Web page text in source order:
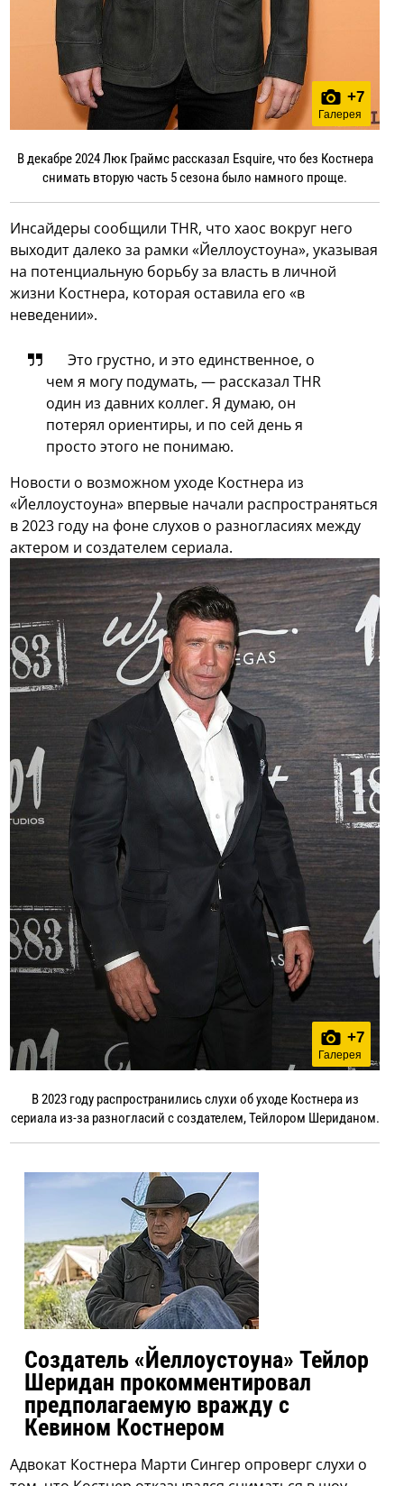
+7
Галерея
В декабре 2024 Люк Граймс рассказал Esquire, что без Костнера
снимать вторую часть 5 сезона было намного проще.
Инсайдеры сообщили THR, что хаос вокруг него
выходит далеко за рамки «Йеллоустоуна», указывая
на потенциальную борьбу за власть в личной
жизни Костнера, которая оставила его «в
неведении».
Это грустно, и это единственное, о
чем я могу подумать, — рассказал THR
один из давних коллег. Я думаю, он
потерял ориентиры, и по сей день я
просто этого не понимаю.
Новости о возможном уходе Костнера из
«Йеллоустоуна» впервые начали распространяться
в 2023 году на фоне слухов о разногласиях между
актером и создателем сериала.
+7
Галерея
В 2023 году распространились слухи об уходе Костнера из
сериала из-за разногласий с создателем, Тейлором Шериданом.
Создатель «Йеллоустоуна» Тейлор
Шеридан прокомментировал
предполагаемую вражду с
Кевином Костнером
Адвокат Костнера Марти Сингер опроверг слухи о